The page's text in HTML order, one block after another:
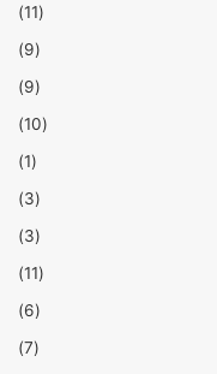
(11)
(9)
(9)
(10)
(1)
(3)
(3)
(11)
(6)
(7)